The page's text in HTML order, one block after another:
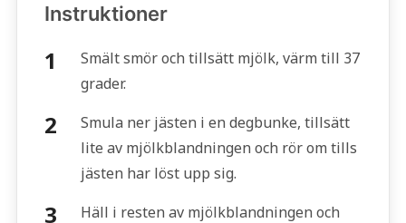
Instruktioner
Smält smör och tillsätt mjölk, värm till 37
grader.
Smula ner jästen i en degbunke, tillsätt
lite av mjölkblandningen och rör om tills
jästen har löst upp sig.
Häll i resten av mjölkblandningen och